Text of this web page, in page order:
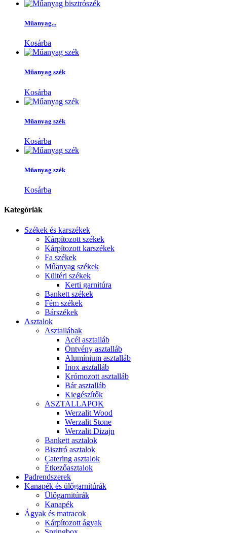
Műanyag...
Kosárba
Műanyag szék
Kosárba
Műanyag szék
Kosárba
Műanyag szék
Kosárba
Kategóriák
Székek és karszékek
Kárpítozott székek
Kárpítozott karszékek
Fa székek
Műanyag székek
Kültéri székek
Kerti garnitúra
Bankett székek
Fém székek
Bárszékek
Asztalok
Asztallábak
Acél asztalláb
Öntvény asztalláb
Alumínium asztalláb
Inox asztalláb
Krómozott asztalláb
Bár asztalláb
Kiegészítők
ASZTALLAPOK
Werzalit Wood
Werzalit Stone
Werzalit Dizajn
Bankett asztalok
Bisztró asztalok
Catering asztalok
Étkezőasztalok
Padrendszerek
Kanapék és ülőgarnitúrák
Ülőgarnitúrák
Kanapék
Ágyak és matracok
Kárpítozott ágyak